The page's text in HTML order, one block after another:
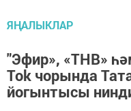
ЯҢАЛЫКЛАР
"Эфир», «ТНВ»
Tok чорында
йогынтысы